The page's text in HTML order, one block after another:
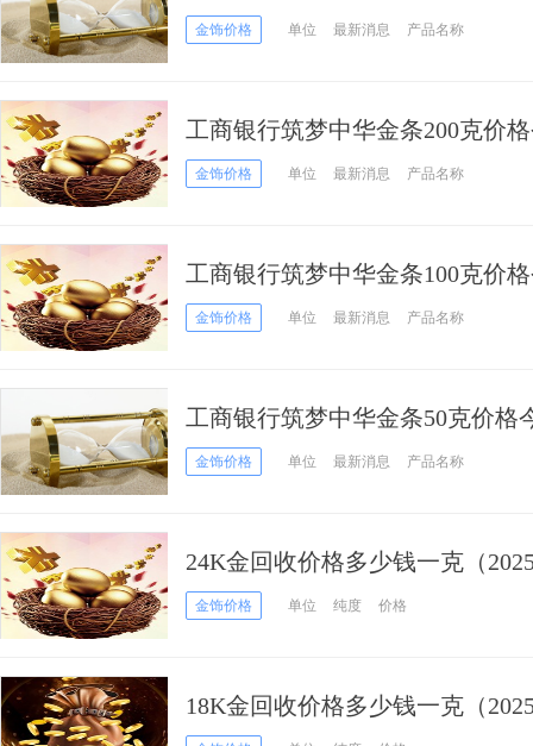
月04日）
金饰价格 单位 最新消息 产品名称
工商银行筑梦中华金条200克价
05月04日）
金饰价格 单位 最新消息 产品名称
工商银行筑梦中华金条100克价
05月04日）
金饰价格 单位 最新消息 产品名称
工商银行筑梦中华金条50克价格
月04日）
金饰价格 单位 最新消息 产品名称
24K金回收价格多少钱一克（
金饰价格 单位 纯度 价格
18K金回收价格多少钱一克（